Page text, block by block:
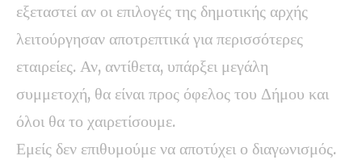
εξεταστεί αν οι επιλογές της δημοτικής αρχής
λειτούργησαν αποτρεπτικά για περισσότερες
εταιρείες. Αν, αντίθετα, υπάρξει μεγάλη
συμμετοχή, θα είναι προς όφελος του Δήμου και
όλοι θα το χαιρετίσουμε.
Εμείς δεν επιθυμούμε να αποτύχει ο διαγωνισμός.